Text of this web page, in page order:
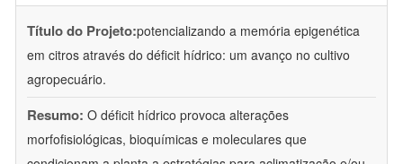
Título do Projeto:potencializando a memória epigenética
em citros através do déficit hídrico: um avanço no cultivo
agropecuário.
Resumo: O déficit hídrico provoca alterações
morfofisiológicas, bioquímicas e moleculares que